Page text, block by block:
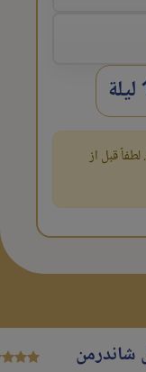
قبل از